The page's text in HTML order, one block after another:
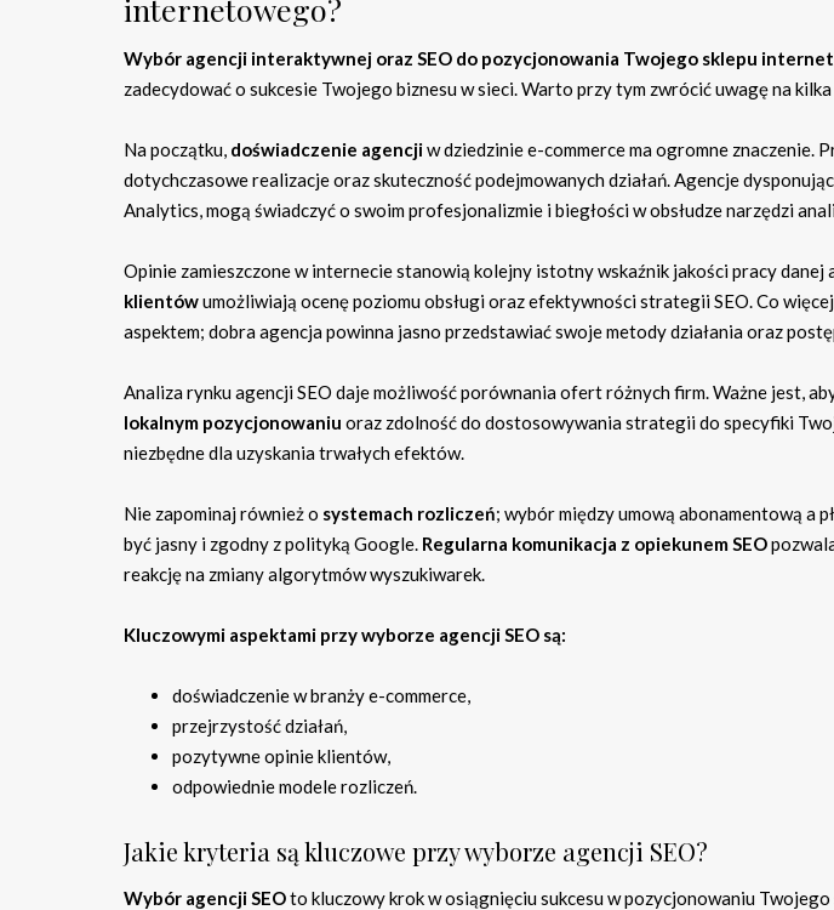
internetowego?
Wybór agencji interaktywnej oraz SEO do pozycjonowania Twojego sklepu
zadecydować o sukcesie Twojego biznesu w sieci. Warto przy tym zwrócić uwagę na
Na początku, doświadczenie agencjiw dziedzinie e-commerce ma ogromne znaczenie.
dotychczasowe realizacje oraz skuteczność podejmowanych działań. Agencje
Analytics, mogą świadczyć o swoim profesjonalizmie i biegłości w obsłudze narzędzi
Opinie zamieszczone w internecie stanowią kolejny istotny wskaźnik jakości pracy danej
klientówumożliwiają ocenę poziomu obsługi oraz efektywności strategii SEO. Co
aspektem; dobra agencja powinna jasno przedstawiać swoje metody działania oraz
Analiza rynku agencji SEO daje możliwość porównania ofert różnych firm. Ważne jest,
lokalnym pozycjonowaniu oraz zdolność do dostosowywania strategii do specyfiki
niezbędne dla uzyskania trwałych efektów.
Nie zapominaj również o systemach rozliczeń; wybór między umową abonamentową a
być jasny i zgodny z polityką Google. Regularna komunikacja z opiekunem SEO
reakcję na zmiany algorytmów wyszukiwarek.
Kluczowymi aspektami przy wyborze agencji SEO są:
doświadczenie w branży e-commerce,
przejrzystość działań,
pozytywne opinie klientów,
odpowiednie modele rozliczeń.
Jakie kryteria są kluczowe przy wyborze agencji SEO?
Wybór agencji SEOto kluczowy krok w osiągnięciu sukcesu w pozycjonowaniu